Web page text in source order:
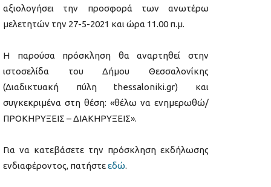
αξιολογήσει την προσφορά των ανωτέρω
μελετητών την 27-5-2021 και ώρα 11.00 π.μ.
Η παρούσα πρόσκληση θα αναρτηθεί στην
ιστοσελίδα του Δήμου Θεσσαλονίκης
(Διαδικτυακή πύλη thessaloniki.gr) και
συγκεκριμένα στη θέση: «θέλω να ενημερωθώ/
ΠΡΟΚΗΡΥΞΕΙΣ – ΔΙΑΚΗΡΥΞΕΙΣ».
Για να κατεβάσετε την πρόσκληση εκδήλωσης
ενδιαφέροντος, πατήστεεδώ.